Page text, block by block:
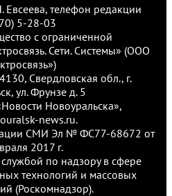
Евсеева, телефон редакции
5-28-03
с ограниченной
Сети. Системы» (ООО
Свердловская обл., г.
ул. Фрунзе д. 5
Новоуральска»,
news.ru.
СМИ Эл № ФС77-68672 от
2017 г.
по надзору в сфере
технологий и массовых
(Роскомнадзор).